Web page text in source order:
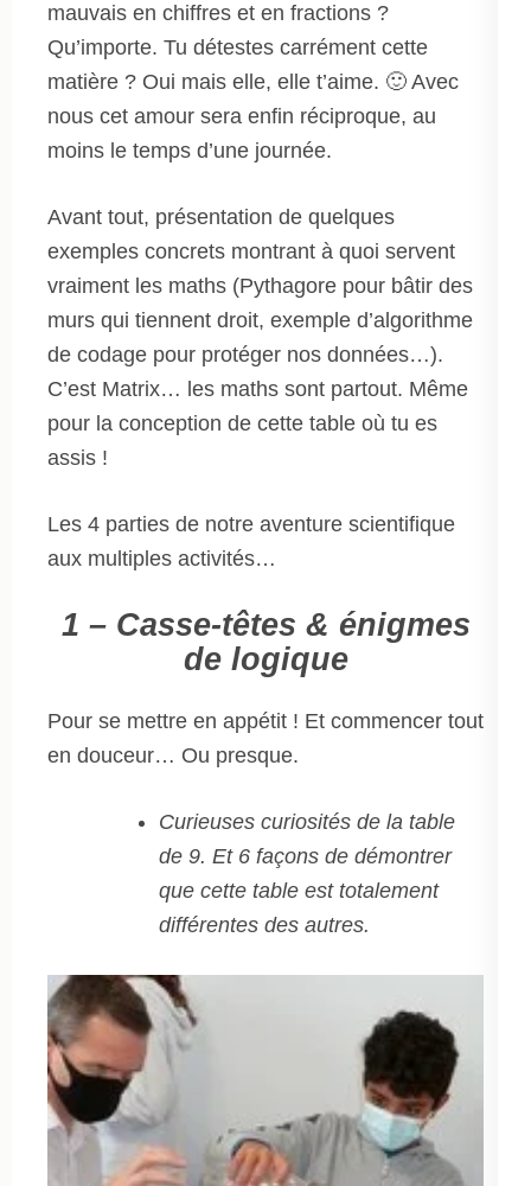
mauvais en chiffres et en fractions ?
Qu’importe. Tu détestes carrément cette
matière ? Oui mais elle, elle t’aime. 🙂 Avec
nous cet amour sera enfin réciproque, au
moins le temps d’une journée.
Avant tout, présentation de quelques
exemples concrets montrant à quoi servent
vraiment les maths (Pythagore pour bâtir des
murs qui tiennent droit, exemple d’algorithme
de codage pour protéger nos données…).
C’est Matrix… les maths sont partout. Même
pour la conception de cette table où tu es
assis !
Les 4 parties de notre aventure scientifique
aux multiples activités…
1 – Casse-têtes & énigmes
de logique
Pour se mettre en appétit ! Et commencer tout
en douceur… Ou presque.
Curieuses curiosités de la table
de 9. Et 6 façons de démontrer
que cette table est totalement
différentes des autres.